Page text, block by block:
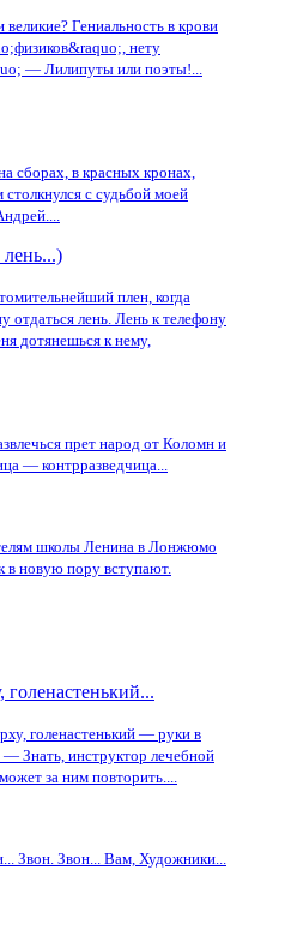
Гениальность в крови
нету
— Лилипуты или поэты!...
сборах, в красных кронах,
с судьбой моей
плен, когда
отдаться лень. Лень к телефону
дотянешься к нему,
прет народ от Коломн и
— контрразведчица...
школы Ленина в Лонжюмо
в новую пору вступают.
голенастенький...
голенастенький — руки в
Знать, инструктор лечебной
за ним повторить....
Звон. Звон... Вам, Художники...